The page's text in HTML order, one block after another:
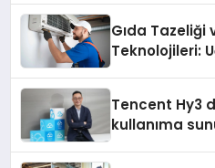
Gıda Tazeliği
Teknolojileri:
Tencent Hy3
kullanıma